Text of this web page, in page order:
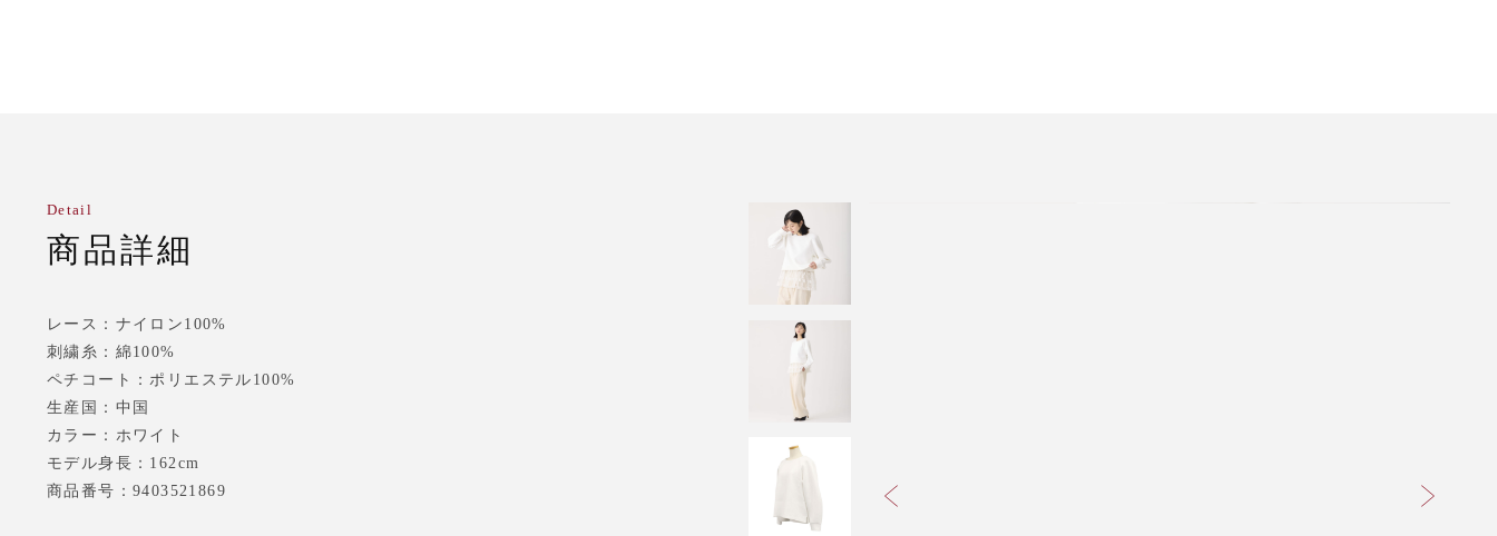
商品詳細
Detail
レース：ナイロン100%
刺繍糸：綿100%
ペチコート：ポリエステル100%
生産国：中国
カラー：ホワイト
モデル身長：162cm
商品番号：9403521869